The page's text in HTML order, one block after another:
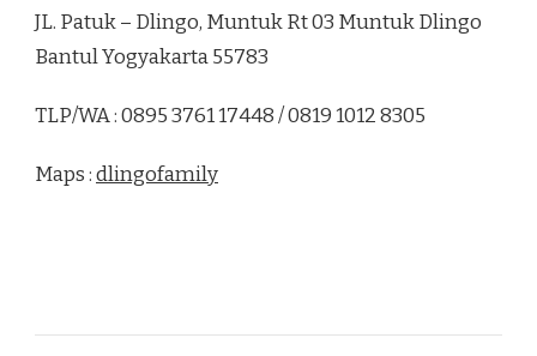
JL. Patuk – Dlingo, Muntuk Rt 03 Muntuk Dlingo
Bantul Yogyakarta 55783
TLP/WA : 0895 3761 17448 / 0819 1012 8305
Maps :dlingofamily